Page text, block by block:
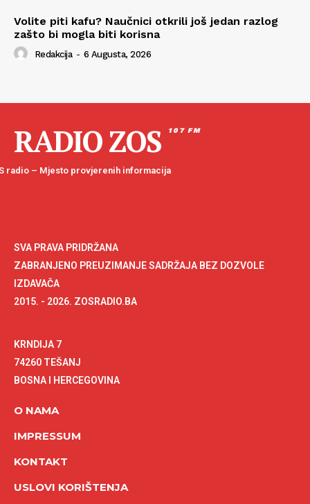
Volite piti kafu? Naučnici otkrili još jedan razlog
zašto bi mogla biti korisna
Redakcija - 6 Augusta, 2026
RADIO ZOS 107 FM
radio – Mjesto provjerenih informacija
SVA PRAVA PRIDRŽANA
ZABRANJENO PREUZIMANJE SADRŽAJA BEZ DOZVOLE
IZDAVAČA
2015. - 2026. ZOSRADIO.BA
KRNDIJA 7
74260 TEŠANJ
BOSNA I HERCEGOVINA
O NAMA
IMPRESSUM
KONTAKT
USLOVI KORIŠTENJA